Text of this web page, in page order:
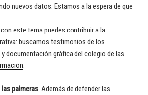
nuevos datos. Estamos a la espera de que
este tema puedes contribuir a la
buscamos testimonios de los
documentación gráfica del colegio de las
.
palmeras. Además de defender las